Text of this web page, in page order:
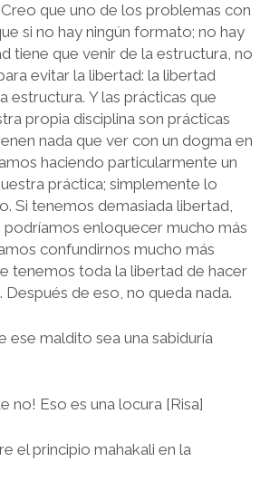
Creo que uno de los problemas con
si no hay ningún formato; no hay
tiene que venir de la estructura, no
evitar la libertad: la libertad
estructura. Y las prácticas que
propia disciplina son prácticas
nada que ver con un dogma en
haciendo particularmente un
práctica; simplemente lo
Si tenemos demasiada libertad,
enloquecer mucho más
confundirnos mucho más
tenemos toda la libertad de hacer
de eso, no queda nada.
ese maldito sea una sabiduría
no! Eso es una locura [Risa]
el principio mahakali en la